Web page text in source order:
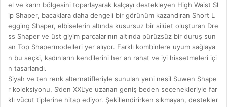
el ve karın bölgesini toparlayarak kalçayı destekleyen High Waist Sl
ip Shaper, bacaklara daha dengeli bir görünüm kazandıran Short L
egging Shaper, elbiselerin altında kusursuz bir silüet oluşturan Dre
ss Shaper ve üst giyim parçalarının altında pürüzsüz bir duruş sun
an Top Shapermodelleri yer alıyor. Farklı kombinlere uyum sağlaya
n bu seçki, kadınların kendilerini her an rahat ve iyi hissetmeleri içi
n tasarlandı.
Siyah ve ten renk alternatifleriyle sunulan yeni nesil Suwen Shape
r koleksiyonu, S’den XXL’ye uzanan geniş beden seçenekleriyle far
klı vücut tiplerine hitap ediyor. Şekillendirirken sıkmayan, destekler